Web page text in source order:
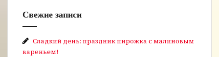
Свежие записи
Сладкий день: праздник пирожка с малиновым
вареньем!